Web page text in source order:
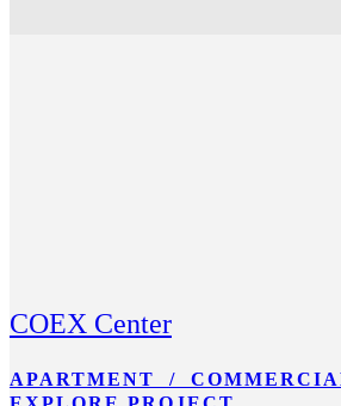
COEX Center
APARTMENT /